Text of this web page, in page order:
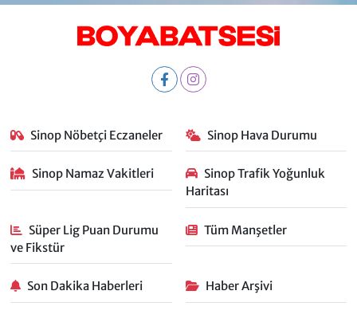
Sinop Nöbetçi Eczaneler Sinop Hava Durumu
Sinop Namaz Vakitleri
Sinop Trafik Yoğunluk
Haritası
Süper Lig Puan Durumu
ve Fikstür
Tüm Manşetler
Son Dakika Haberleri Haber Arşivi